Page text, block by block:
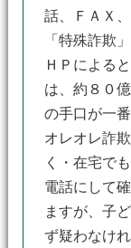
話、ＦＡＸ
「特殊詐欺
ＨＰによる
は、約８０
の手口が一
オレオレ詐
く・在宅で
電話にして
ますが、子
ず疑わなけ